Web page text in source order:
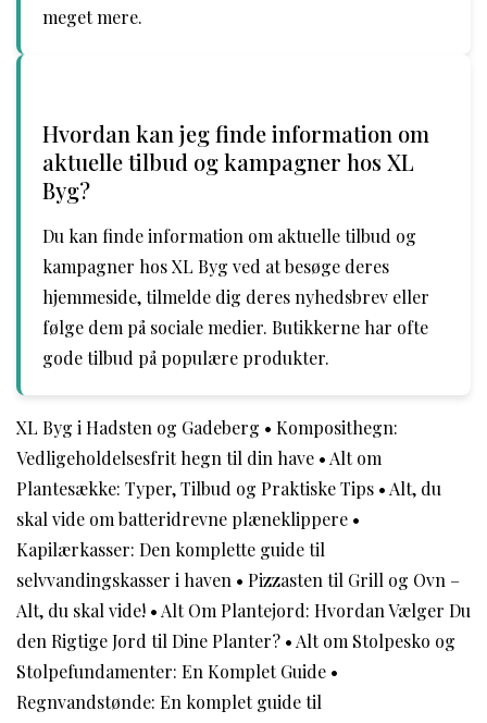
meget mere.
Hvordan kan jeg finde information om
aktuelle tilbud og kampagner hos XL
Byg?
Du kan finde information om aktuelle tilbud og
kampagner hos XL Byg ved at besøge deres
hjemmeside, tilmelde dig deres nyhedsbrev eller
følge dem på sociale medier. Butikkerne har ofte
gode tilbud på populære produkter.
XL Byg i Hadsten og Gadeberg • Komposithegn:
Vedligeholdelsesfrit hegn til din have • Alt om
Plantesække: Typer, Tilbud og Praktiske Tips • Alt, du
skal vide om batteridrevne plæneklippere •
Kapilærkasser: Den komplette guide til
selvvandingskasser i haven • Pizzasten til Grill og Ovn –
Alt, du skal vide! • Alt Om Plantejord: Hvordan Vælger Du
den Rigtige Jord til Dine Planter? • Alt om Stolpesko og
Stolpefundamenter: En Komplet Guide •
Regnvandstønde: En komplet guide til